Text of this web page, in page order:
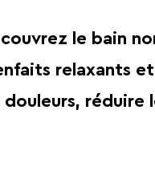
le bain
relaxants
douleurs, réduire